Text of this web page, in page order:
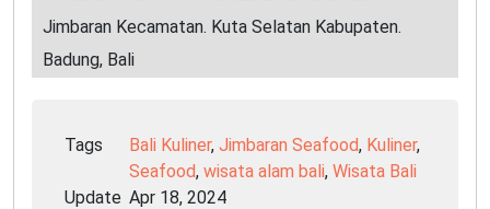
Jimbaran Kecamatan. Kuta Selatan Kabupaten.
Badung, Bali
Tags Bali Kuliner, Jimbaran Seafood, Kuliner,
Seafood, wisata alam bali, Wisata Bali
Update Apr 18, 2024